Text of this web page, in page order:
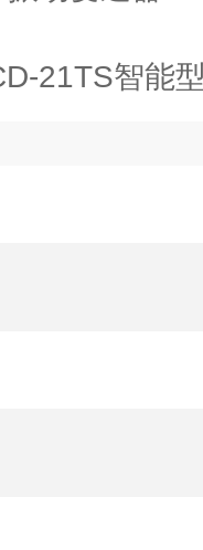
21TS智能